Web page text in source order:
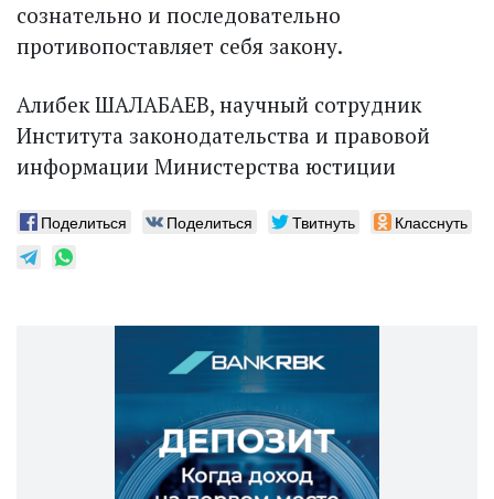
сознательно и последовательно
противопоставляет себя закону.
Алибек ШАЛАБАЕВ, научный сотрудник
Института законодательства и правовой
информации Министерства юстиции
Поделиться Поделиться Твитнуть Класснуть